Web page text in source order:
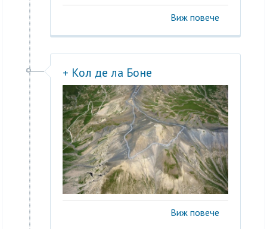
Виж повече
+ Кол де ла Боне
Виж повече